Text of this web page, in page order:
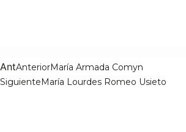
AntAnteriorMaría Armada Comyn
SiguienteMaría Lourdes Romeo Usieto